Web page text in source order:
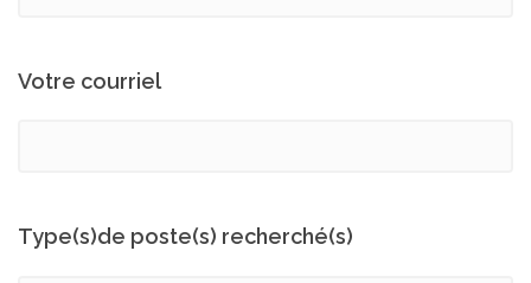
Votre courriel
Type(s)de poste(s) recherché(s)